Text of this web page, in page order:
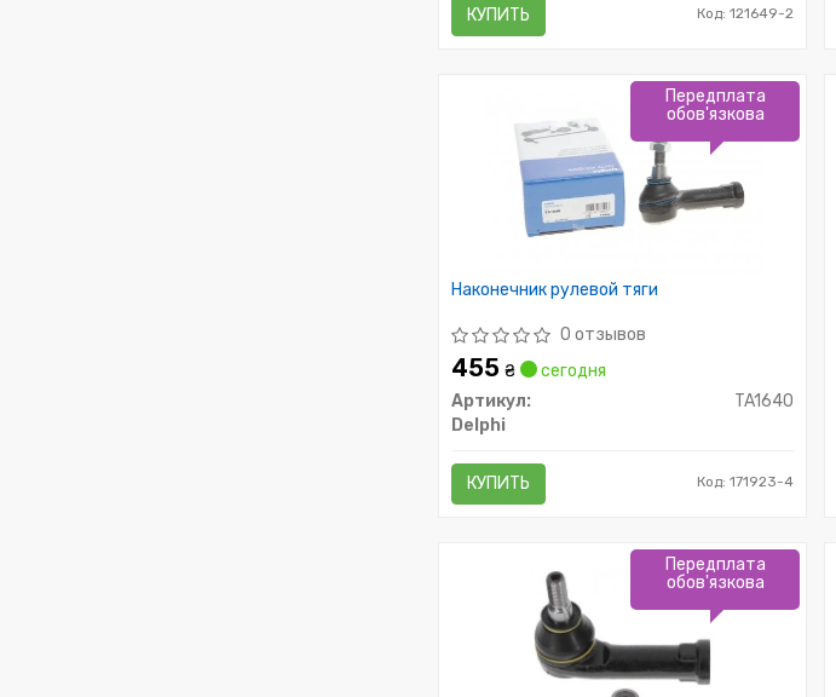
КУПИТЬ Код: 121649-2
Наконечник рулевой тяги
0 отзывов
455 ₴
сегодня
Артикул:
TA1640
Delphi
КУПИТЬ Код: 171923-4
Передплата
обов'язкова
Передплата
обов'язкова